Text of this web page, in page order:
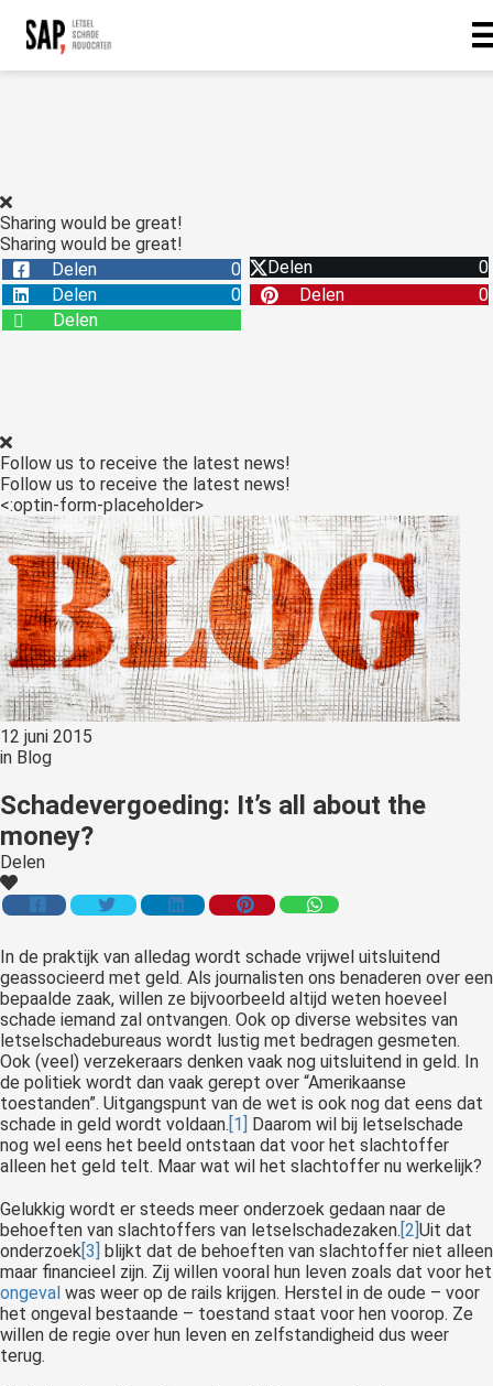
Sharing would be great!
Sharing would be great!
Delen
0 Delen
0
Delen
0 Delen
0
Delen
Follow us to receive the latest news!
Follow us to receive the latest news!
<:optin-form-placeholder>
12 juni 2015
in Blog
Schadevergoeding: It’s all about the
money?
Delen
In de praktijk van alledag wordt schade vrijwel uitsluitend
geassocieerd met geld. Als journalisten ons benaderen over een
bepaalde zaak, willen ze bijvoorbeeld altijd weten hoeveel
schade iemand zal ontvangen. Ook op diverse websites van
letselschadebureaus wordt lustig met bedragen gesmeten.
Ook (veel) verzekeraars denken vaak nog uitsluitend in geld. In
de politiek wordt dan vaak gerept over “Amerikaanse
toestanden”. Uitgangspunt van de wet is ook nog dat eens dat
schade in geld wordt voldaan.[1] Daarom wil bij letselschade
nog wel eens het beeld ontstaan dat voor het slachtoffer
alleen het geld telt. Maar wat wil het slachtoffer nu werkelijk?
Gelukkig wordt er steeds meer onderzoek gedaan naar de
behoeften van slachtoffers van letselschadezaken.[2]Uit dat
onderzoek[3] blijkt dat de behoeften van slachtoffer niet alleen
maar financieel zijn. Zij willen vooral hun leven zoals dat voor het
ongeval was weer op de rails krijgen. Herstel in de oude – voor
het ongeval bestaande – toestand staat voor hen voorop. Ze
willen de regie over hun leven en zelfstandigheid dus weer
terug.